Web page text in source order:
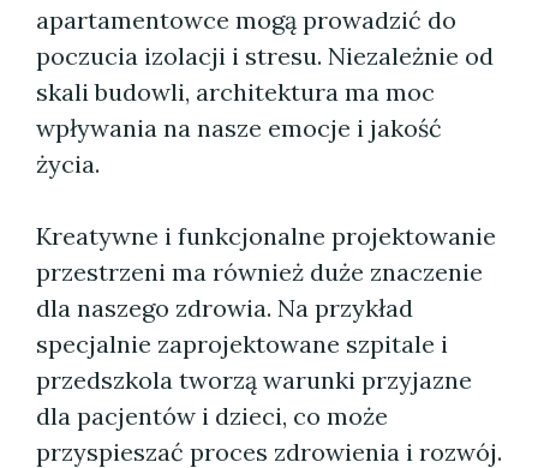
apartamentowce mogą prowadzić do
poczucia izolacji i stresu. Niezależnie od
skali budowli, architektura ma moc
wpływania na nasze emocje i jakość
życia.
Kreatywne i funkcjonalne projektowanie
przestrzeni ma również duże znaczenie
dla naszego zdrowia. Na przykład
specjalnie zaprojektowane szpitale i
przedszkola tworzą warunki przyjazne
dla pacjentów i dzieci, co może
przyspieszać proces zdrowienia i rozwój.